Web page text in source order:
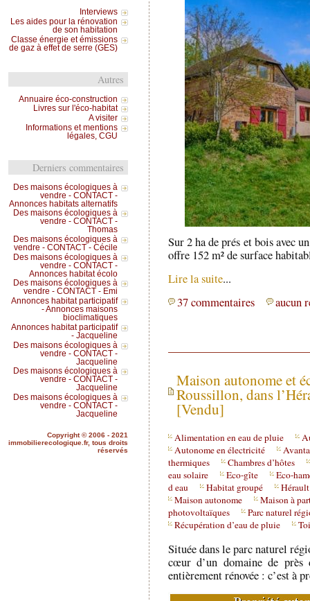
Sur 2 ha de prés et bois avec
offre 152 m² de surface
Lire la suite...
37 commentaires
aucun
Maison autonome et
Roussillon, dans
[Vendu]
Alimentation en eau de pluie
Autonome en électricité
thermiques
Chambres d’hôtes
eau solaire
Eco-gîte
Eco-
d eau
Habitat groupé
Maison autonome
Maison à
photovoltaïques
Parc naturel
Récupération d’eau de pluie
Située dans le parc naturel
cœur d’un domaine de près
entièrement rénovée : c’est à
Interviews
Les aides pour la rénovation
de son habitation
Classe énergie et émissions
de gaz à effet de serre (GES)
Autres
Annuaire éco-construction
Livres sur l'éco-habitat
A visiter
Informations et mentions
légales, CGU
Derniers commentaires
Des maisons écologiques à
vendre - CONTACT -
Annonces habitats alternatifs
Des maisons écologiques à
vendre - CONTACT -
Thomas
Des maisons écologiques à
vendre - CONTACT - Cécile
Des maisons écologiques à
vendre - CONTACT -
Annonces habitat écolo
Des maisons écologiques à
vendre - CONTACT - Emi
Annonces habitat participatif
- Annonces maisons
bioclimatiques
Annonces habitat participatif
- Jacqueline
Des maisons écologiques à
vendre - CONTACT -
Jacqueline
Des maisons écologiques à
vendre - CONTACT -
Jacqueline
Des maisons écologiques à
vendre - CONTACT -
Jacqueline
Copyright © 2006 - 2021
immobilierecologique.fr, tous droits
réservés